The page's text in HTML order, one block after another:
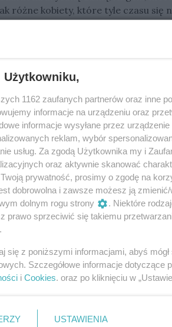
różne kobiety, które tyle czasu się
śmiesznie i zaczyna się zabawa!
już” w ciągu 6 lat od
temat niewyczerpany. Nasze
walczyły w pierwszej części:
nowego życia.
aranżacjach i z zabawnymi
choreograficzne układy i ta
się z publicznością. Częścią z
zacnego grona dołączyły też
I każda z nich wnosi do
wyśmienicie – także te na
i śpiewają ze wszystkimi. To
pod jej wpływem nabieramy
szał” ogarnia wszystkich, a
następujące aktorki:
Użytkowniku,
1162 zaufanych partnerów oraz inne
informacje na urządzeniu oraz
informacje wysyłane przez
reklam, wybór
usług. Za zgodą Użytkownika my i
oraz aktywnie skanować
prywatność, prosimy o zgodę na
dobrowolna i zawsze możesz ją
dolnym rogu strony
. Niektóre
prawo sprzeciwić się takiemu
się z poniższymi informacjami, abyś
Szczegółowe informacje dotyczące
i Cookies. oraz po kliknięciu w
USTAWIENIA